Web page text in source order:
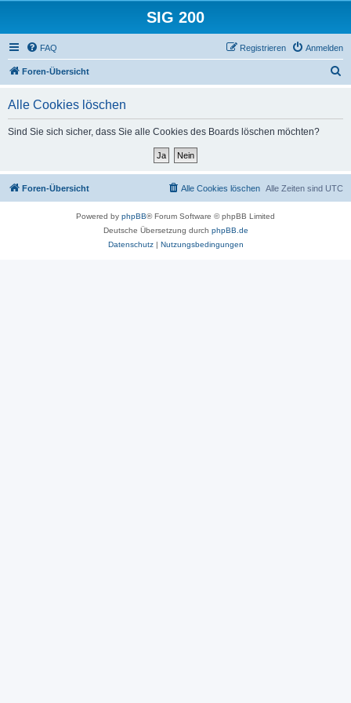
SIG 200
FAQ Anmelden
Registrieren
Foren-Übersicht
Alle Cookies löschen
Sind Sie sich sicher, dass Sie alle Cookies des Boards löschen möchten?
Foren-Übersicht Alle Zeiten sind UTC
Alle Cookies löschen
Powered by phpBB® Forum Software © phpBB Limited
Deutsche Übersetzung durch phpBB.de
Datenschutz| Nutzungsbedingungen